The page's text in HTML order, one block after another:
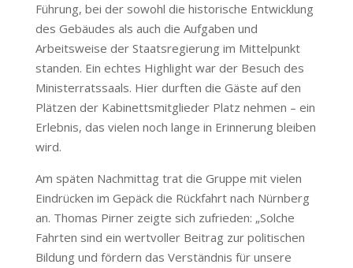
Führung, bei der sowohl die historische Entwicklung
des Gebäudes als auch die Aufgaben und
Arbeitsweise der Staatsregierung im Mittelpunkt
standen. Ein echtes Highlight war der Besuch des
Ministerratssaals. Hier durften die Gäste auf den
Plätzen der Kabinettsmitglieder Platz nehmen – ein
Erlebnis, das vielen noch lange in Erinnerung bleiben
wird.
Am späten Nachmittag trat die Gruppe mit vielen
Eindrücken im Gepäck die Rückfahrt nach Nürnberg
an. Thomas Pirner zeigte sich zufrieden: „Solche
Fahrten sind ein wertvoller Beitrag zur politischen
Bildung und fördern das Verständnis für unsere